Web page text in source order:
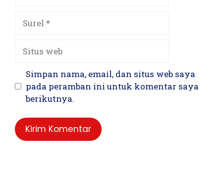
Situs
web
Simpan nama, email, dan situs web saya
pada peramban ini untuk komentar saya
berikutnya.